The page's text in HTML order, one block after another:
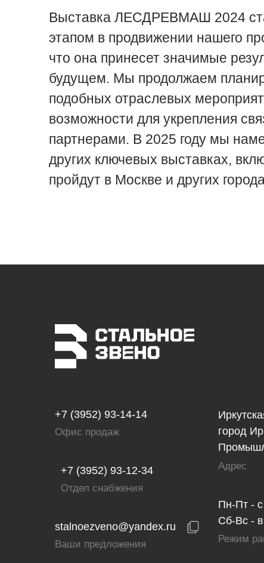
Выставка ЛЕСДРЕВМАШ 2024
этапом в продвижении нашего
что она принесет значимые
будущем. Мы продолжаем
подобных отраслевых
возможности для укрепления
партнерами. В 2025 году мы
других ключевых выставках,
пройдут в Москве и других
+7 (3952) 93-14-14
Офис продаж
stalnoezveno@yandex.ru
Ваши предложения
город
Адрес
Пн-Пт -
Сб-Вс -
Режим
+7 (3952) 93-12-34
Отдел снабжения